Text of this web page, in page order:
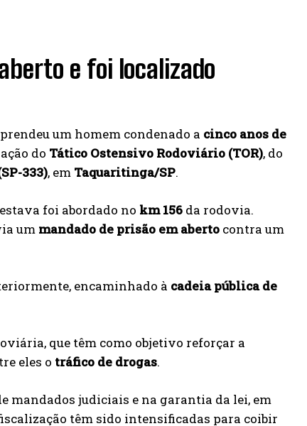
e foi localizado
um homem condenado a cinco anos de
do Tático Ostensivo Rodoviário (TOR), do
333), em Taquaritinga/SP.
foi abordado no km 156 da rodovia.
um mandado de prisão em aberto contra um
encaminhado à cadeia pública de
que têm como objetivo reforçar a
eles o tráfico de drogas.
mandados judiciais e na garantia da lei, em
têm sido intensificadas para coibir